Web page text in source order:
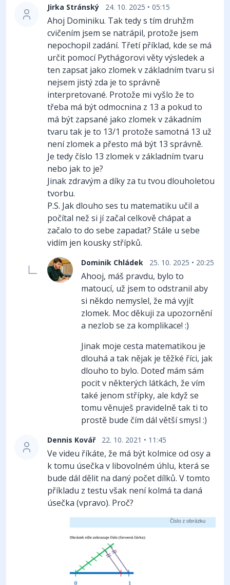
Jirka Stránský 24. 10. 2025 • 05:15
Ahoj Dominiku. Tak tedy s tím druhžm
cvičením jsem se natrápil, protože jsem
nepochopil zadání. Třetí příklad, kde se má
určit pomocí Pythágorovi věty výsledek a
ten zapsat jako zlomek v základním tvaru si
nejsem jistý zda je to správně
interpretované. Protože mi vyšlo že to
třeba má být odmocnina z 13 a pokud to
má být zapsané jako zlomek v zákadním
tvaru tak je to 13/1 protože samotná 13 už
není zlomek a přesto má být 13 správně.
Je tedy číslo 13 zlomek v základním tvaru
nebo jak to je?
Jinak zdravým a díky za tu tvou dlouholetou
tvorbu.
P.S. Jak dlouho ses tu matematiku učil a
počítal než si jí začal celkově chápat a
začalo to do sebe zapadat? Stále u sebe
vidím jen kousky střípků.
Dominik Chládek 25. 10. 2025 • 20:25
Ahooj, máš pravdu, bylo to
matoucí, už jsem to odstranil aby
si někdo nemyslel, že má vyjít
zlomek. Moc děkuji za upozornění
a nezlob se za komplikace! :)
Jinak moje cesta matematikou je
dlouhá a tak nějak je těžké říci, jak
dlouho to bylo. Doteď mám sám
pocit v některých látkách, že vím
také jenom střípky, ale když se
tomu věnuješ pravidelně tak ti to
prostě bude čím dál větší smysl :)
Dennis Kovář 22. 10. 2021 • 11:45
Ve videu říkáte, že má být kolmice od osy a
k tomu úsečka v libovolném úhlu, která se
bude dál dělit na daný počet dílků. V tomto
příkladu z testu však není kolmá ta daná
úsečka (vpravo). Proč?